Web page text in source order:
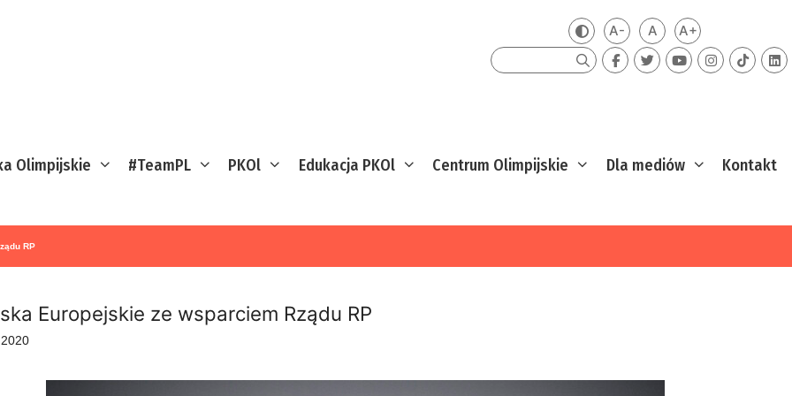
Zmień kontrast
A-Mniejsza czcionka
ADomyślna czcionka
A+Większa
Szukaj
Olimpijskie #TeamPL PKOl Edukacja PKOl Centrum Olimpijskie Dla mediów Kontakt
RP
Europejskie ze wsparciem Rządu RP